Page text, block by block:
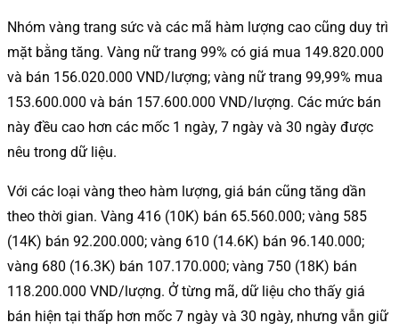
Nhóm vàng trang sức và các mã hàm lượng cao cũng duy trì
mặt bằng tăng. Vàng nữ trang 99% có giá mua 149.820.000
và bán 156.020.000 VND/lượng; vàng nữ trang 99,99% mua
153.600.000 và bán 157.600.000 VND/lượng. Các mức bán
này đều cao hơn các mốc 1 ngày, 7 ngày và 30 ngày được
nêu trong dữ liệu.
Với các loại vàng theo hàm lượng, giá bán cũng tăng dần
theo thời gian. Vàng 416 (10K) bán 65.560.000; vàng 585
(14K) bán 92.200.000; vàng 610 (14.6K) bán 96.140.000;
vàng 680 (16.3K) bán 107.170.000; vàng 750 (18K) bán
118.200.000 VND/lượng. Ở từng mã, dữ liệu cho thấy giá
bán hiện tại thấp hơn mốc 7 ngày và 30 ngày, nhưng vẫn giữ